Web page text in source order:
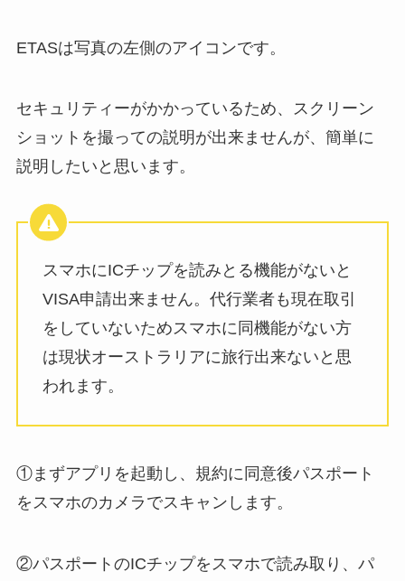
ETASは写真の左側のアイコンです。
セキュリティーがかかっているため、スクリーン
ショットを撮っての説明が出来ませんが、簡単に
説明したいと思います。
スマホにICチップを読みとる機能がないと
VISA申請出来ません。代行業者も現在取引
をしていないためスマホに同機能がない方
は現状オーストラリアに旅行出来ないと思
われます。
①まずアプリを起動し、規約に同意後パスポート
をスマホのカメラでスキャンします。
②パスポートのICチップをスマホで読み取り、パ